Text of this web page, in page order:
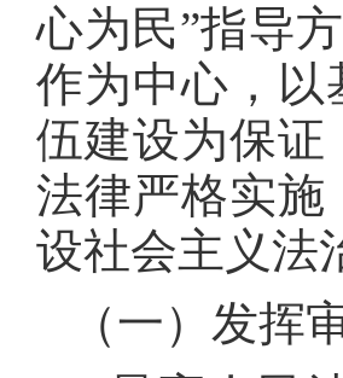
心为民”指导
作为中心，以
伍建设为保证
法律严格实施
设社会主义法
（一）发挥